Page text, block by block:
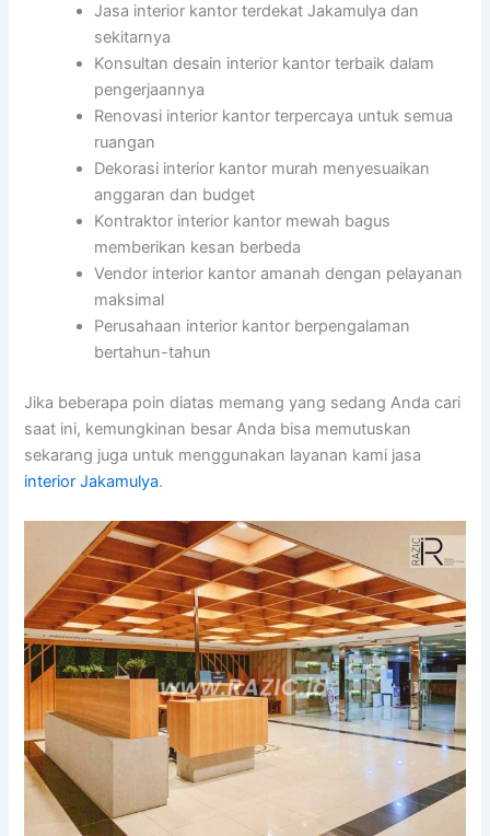
Jasa interior kantor terdekat Jakamulya dan
sekitarnya
Konsultan desain interior kantor terbaik dalam
pengerjaannya
Renovasi interior kantor terpercaya untuk semua
ruangan
Dekorasi interior kantor murah menyesuaikan
anggaran dan budget
Kontraktor interior kantor mewah bagus
memberikan kesan berbeda
Vendor interior kantor amanah dengan pelayanan
maksimal
Perusahaan interior kantor berpengalaman
bertahun-tahun
Jika beberapa poin diatas memang yang sedang Anda cari
saat ini, kemungkinan besar Anda bisa memutuskan
sekarang juga untuk menggunakan layanan kami jasa
interior Jakamulya.